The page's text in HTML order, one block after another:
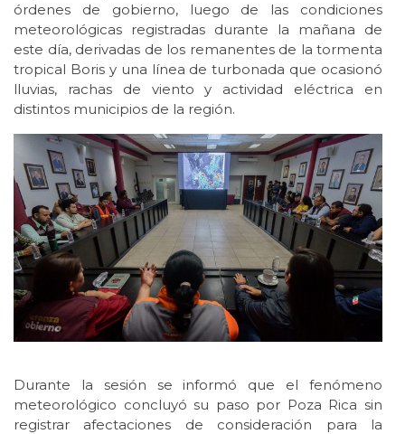
órdenes de gobierno, luego de las condiciones
meteorológicas registradas durante la mañana de
este día, derivadas de los remanentes de la tormenta
tropical Boris y una línea de turbonada que ocasionó
lluvias, rachas de viento y actividad eléctrica en
distintos municipios de la región.
Durante la sesión se informó que el fenómeno
meteorológico concluyó su paso por Poza Rica sin
registrar afectaciones de consideración para la